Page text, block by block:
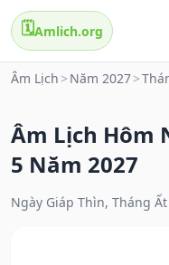
🗓️Amlich.org
Âm Lịch > Năm 2027>
Âm Lịch Hôm
5 Năm 2027
Ngày Giáp Thìn, Tháng